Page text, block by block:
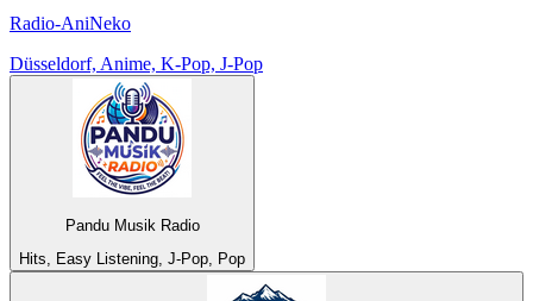
Radio-AniNeko
Düsseldorf, Anime, K-Pop, J-Pop
Pandu Musik Radio
Hits, Easy Listening, J-Pop, Pop